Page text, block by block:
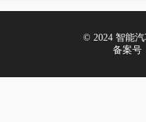
© 2024 智能汽
备案号